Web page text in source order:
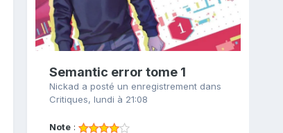
Semantic error tome 1
Nickad a posté un enregistrement dans
Critiques, lundi à 21:08
Note: